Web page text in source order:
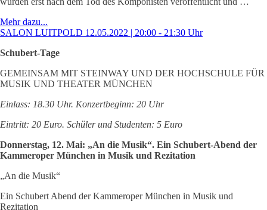
Mehr dazu...
SALON LUITPOLD 12.05.2022 | 20:00 - 21:30 Uhr
Schubert-Tage
GEMEINSAM MIT STEINWAY UND DER HOCHSCHULE FÜR
MUSIK UND THEATER MÜNCHEN
Einlass: 18.30 Uhr. Konzertbeginn: 20 Uhr
Eintritt: 20 Euro. Schüler und Studenten: 5 Euro
Donnerstag, 12. Mai: „An die Musik“. Ein Schubert-Abend der
Kammeroper München in Musik und Rezitation
„An die Musik“
Ein Schubert Abend der Kammeroper München in Musik und
Rezitation